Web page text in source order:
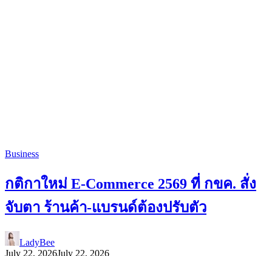
Business
กติกาใหม่ E-Commerce 2569 ที่ กขค. สั่ง
จับตา ร้านค้า-แบรนด์ต้องปรับตัว
LadyBee
July 22, 2026July 22, 2026